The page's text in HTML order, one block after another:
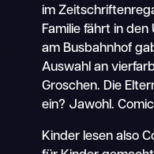
im
Familie fährt in
am Busbahnhof
Auswahl an
Groschen. Die
ein? Jawohl.
Kinder lesen also